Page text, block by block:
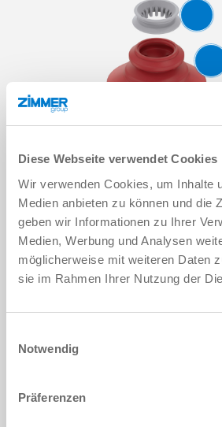
Diese Webseite verwendet Cookies
Wir verwenden Cookies, um Inhalte
Medien anbieten zu können und die
geben wir Informationen zu Ihrer
Medien, Werbung und Analysen
möglicherweise mit weiteren Daten
sie im Rahmen Ihrer Nutzung der
Notwendig
Präferenzen
3. Soffietto
4. Filtro del vuoto